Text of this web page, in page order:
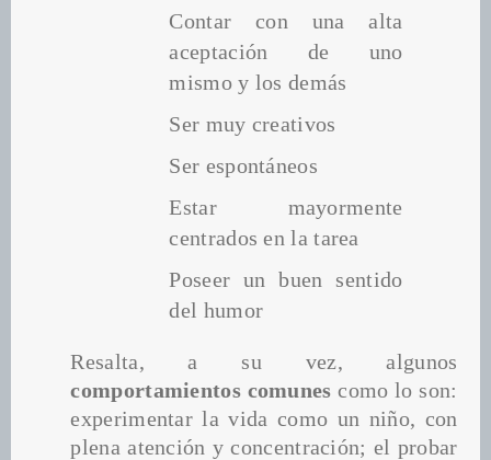
Contar con una alta
aceptación de uno
mismo y los demás
Ser muy creativos
Ser espontáneos
Estar mayormente
centrados en la tarea
Poseer un buen sentido
del humor
comportamientos comunes como lo son:
experimentar la vida como un niño, con
plena atención y concentración; el probar